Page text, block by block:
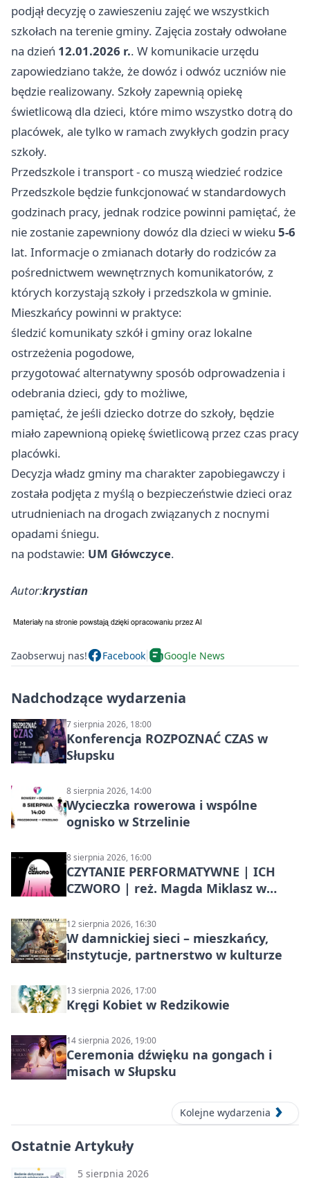
podjął decyzję o zawieszeniu zajęć we wszystkich
szkołach na terenie gminy. Zajęcia zostały odwołane
na dzień 12.01.2026 r.. W komunikacie urzędu
zapowiedziano także, że dowóz i odwóz uczniów nie
będzie realizowany. Szkoły zapewnią opiekę
świetlicową dla dzieci, które mimo wszystko dotrą do
placówek, ale tylko w ramach zwykłych godzin pracy
szkoły.
Przedszkole i transport - co muszą wiedzieć rodzice
Przedszkole będzie funkcjonować w standardowych
godzinach pracy, jednak rodzice powinni pamiętać, że
nie zostanie zapewniony dowóz dla dzieci w wieku 5-6
lat. Informacje o zmianach dotarły do rodziców za
pośrednictwem wewnętrznych komunikatorów, z
których korzystają szkoły i przedszkola w gminie.
Mieszkańcy powinni w praktyce:
śledzić komunikaty szkół i gminy oraz lokalne
ostrzeżenia pogodowe,
przygotować alternatywny sposób odprowadzenia i
odebrania dzieci, gdy to możliwe,
pamiętać, że jeśli dziecko dotrze do szkoły, będzie
miało zapewnioną opiekę świetlicową przez czas pracy
placówki.
Decyzja władz gminy ma charakter zapobiegawczy i
została podjęta z myślą o bezpieczeństwie dzieci oraz
utrudnieniach na drogach związanych z nocnymi
opadami śniegu.
na podstawie: UM Główczyce.
Autor:krystian
Zaobserwuj nas! Facebook Google News
Nadchodzące wydarzenia
7 sierpnia 2026, 18:00
Konferencja ROZPOZNAĆ CZAS w
Słupsku
8 sierpnia 2026, 14:00
Wycieczka rowerowa i wspólne
ognisko w Strzelinie
8 sierpnia 2026, 16:00
CZYTANIE PERFORMATYWNE | ICH
CZWORO | reż. Magda Miklasz w
12 sierpnia 2026, 16:30
W damnickiej sieci – mieszkańcy,
instytucje, partnerstwo w kulturze
13 sierpnia 2026, 17:00
Kręgi Kobiet w Redzikowie
14 sierpnia 2026, 19:00
Ceremonia dźwięku na gongach i
misach w Słupsku
Kolejne wydarzenia
Ostatnie Artykuły
5 sierpnia 2026